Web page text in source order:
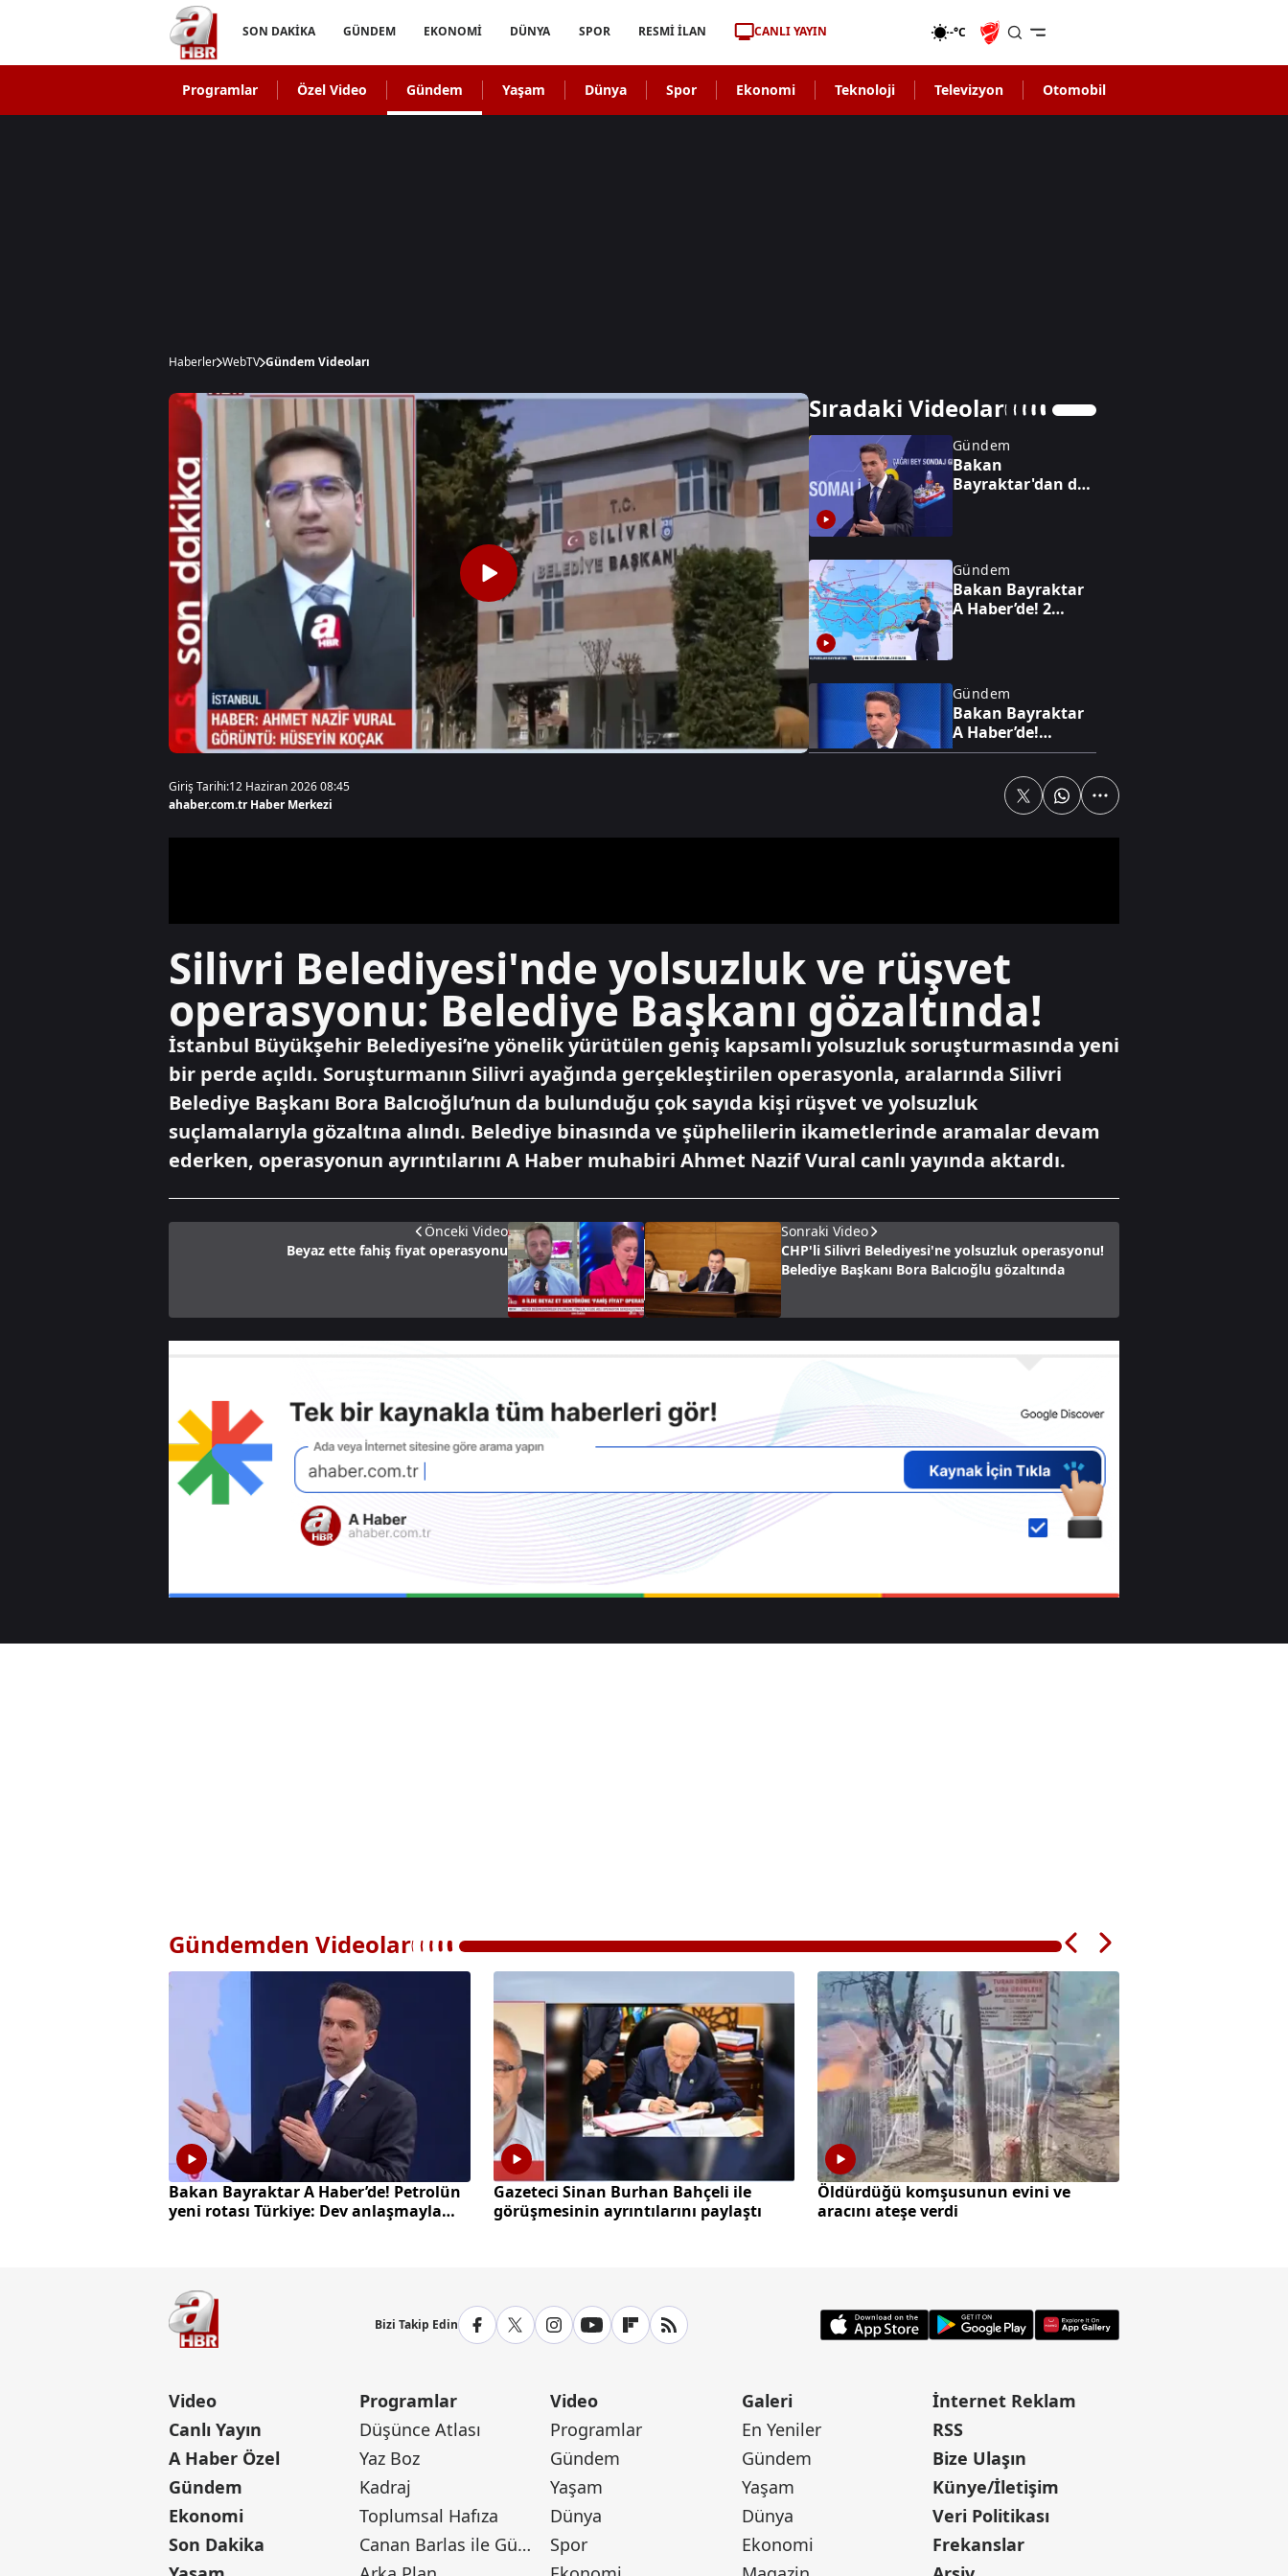
SON DAKİKA GÜNDEM EKONOMİ DÜNYA SPOR RESMİ İLAN CANLI YAYIN -°C
Programlar Özel Video Gündem Yaşam Dünya Spor Ekonomi Teknoloji Televizyon Otomobil
Haberler WebTV Gündem Videoları
Sıradaki Videolar
Gündem
Bakan
Bayraktar'dan dev
trilyon dolarlık
hazine
Gündem
Bakan Bayraktar
A Haber’de! 2
oyunu değiştiriyor
Gündem
Bakan Bayraktar
A Haber’de!
Karadeniz'de yeni
Türkiye
Bulgaristan'da
CHP'li başkanın
Bakan Bayraktar
A Haber’de Türkiye
enerjide gücünü
gösterdi!
Avrupa'nın gözü
Türk gazında
Yaşam
Yaya geçidinde
feci kaza!
Karşıdan karşıya
geçmek isterken
can verdi!
Giriş Tarihi:12 Haziran 2026 08:45
ahaber.com.tr Haber Merkezi
Silivri Belediyesi'nde yolsuzluk ve rüşvet
operasyonu: Belediye Başkanı gözaltında!
İstanbul Büyükşehir Belediyesi’ne yönelik yürütülen geniş kapsamlı yolsuzluk soruşturmasında yeni
bir perde açıldı. Soruşturmanın Silivri ayağında gerçekleştirilen operasyonla, aralarında Silivri
Belediye Başkanı Bora Balcıoğlu’nun da bulunduğu çok sayıda kişi rüşvet ve yolsuzluk
suçlamalarıyla gözaltına alındı. Belediye binasında ve şüphelilerin ikametlerinde aramalar devam
ederken, operasyonun ayrıntılarını A Haber muhabiri Ahmet Nazif Vural canlı yayında aktardı.
Önceki Video
Beyaz ette fahiş fiyat operasyonu
Sonraki Video
CHP'li Silivri Belediyesi'ne yolsuzluk operasyonu!
Belediye Başkanı Bora Balcıoğlu gözaltında
Gündemden Videolar
Bakan Bayraktar A Haber’de! Petrolün
yeni rotası Türkiye: Dev anlaşmayla
Gazeteci Sinan Burhan Bahçeli ile
görüşmesinin ayrıntılarını paylaştı
Öldürdüğü komşusunun evini ve
aracını ateşe verdi
Bizi Takip Edin
Video
Canlı Yayın
A Haber Özel
Gündem
Ekonomi
Son Dakika
Programlar
Düşünce Atlası
Yaz Boz
Kadraj
Toplumsal Hafıza
Canan Barlas ile Gündem
Video
Programlar
Gündem
Yaşam
Dünya
Spor
Galeri
En Yeniler
Gündem
Yaşam
Dünya
Ekonomi
İnternet Reklam
RSS
Bize Ulaşın
Künye/İletişim
Veri Politikası
Frekanslar